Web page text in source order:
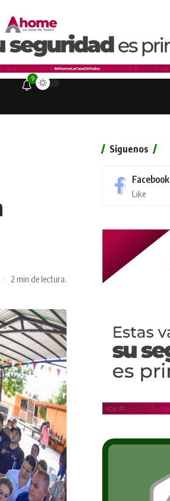
9
2 min de lectura.
Siguenos
Facebook
Like